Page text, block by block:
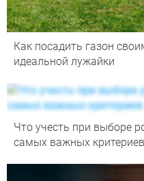
Как посадить газон
идеальной лужайки
Что учесть при выборе
самых важных критериев